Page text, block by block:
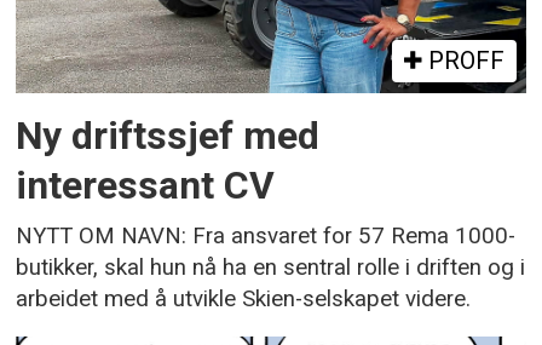
PROFF
Ny driftssjef med
interessant CV
NYTT OM NAVN: Fra ansvaret for 57 Rema 1000-
butikker, skal hun nå ha en sentral rolle i driften og i
arbeidet med å utvikle Skien-selskapet videre.